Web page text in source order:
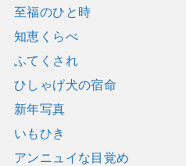
至福のひと時
知恵くらべ
ふてくされ
ひしゃげ犬の宿命
新年写真
いもひき
アンニュイな目覚め